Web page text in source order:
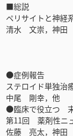
■総説
ペリサイトと神経
清水 文崇，神
●症例報告
ステロイド単独治
中尾 剛幸，他
●臨床で役立つ
第11回 薬剤性ニ
佐藤 亮太，神